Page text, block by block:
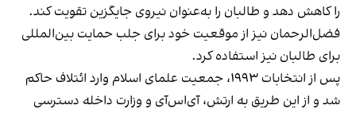
را کاهش دهد و طالبان را به‌عنوان نیروی جایگزین تقویت کند.
فضل‌الرحمان نیز از موقعیت خود برای جلب حمایت بین‌المللی
برای طالبان نیز استفاده کرد.
پس از انتخابات ۱۹۹۳، جمعیت علمای اسلام وارد ائتلاف حاکم
شد و از این طریق به ارتش، آی‌اس‌آی و وزارت داخله دسترسی